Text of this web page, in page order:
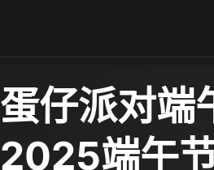
蛋仔派对端
2025端午